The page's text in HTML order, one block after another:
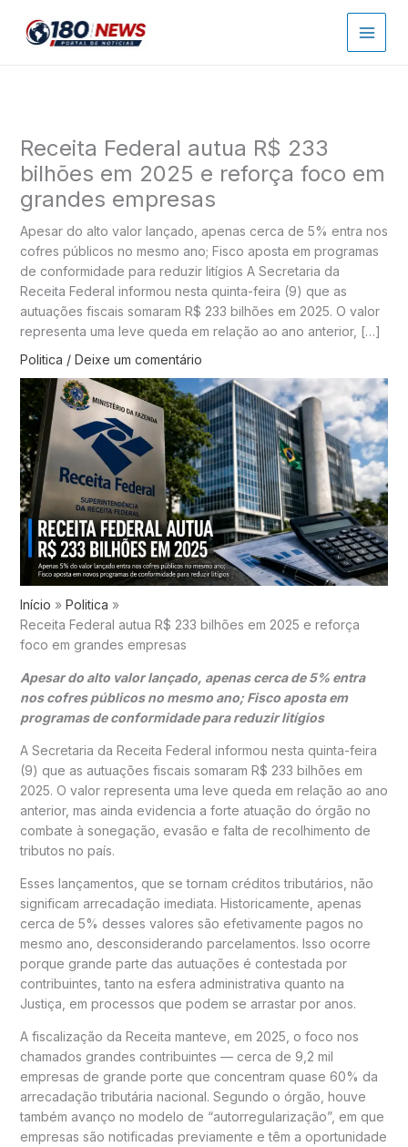
para
Receita Federal autua R$ 233
bilhões em 2025 e reforça foco em
grandes empresas
Apesar do alto valor lançado, apenas cerca de 5% entra nos
cofres públicos no mesmo ano; Fisco aposta em programas
de conformidade para reduzir litígios A Secretaria da
Receita Federal informou nesta quinta-feira (9) que as
autuações fiscais somaram R$ 233 bilhões em 2025. O valor
representa uma leve queda em relação ao ano anterior, […]
Politica / Deixe um comentário
Início
Politica
Receita Federal autua R$ 233 bilhões em 2025 e reforça
foco em grandes empresas
Apesar do alto valor lançado, apenas cerca de 5% entra
nos cofres públicos no mesmo ano; Fisco aposta em
programas de conformidade para reduzir litígios
A Secretaria da Receita Federal informou nesta quinta-feira
(9) que as autuações fiscais somaram R$ 233 bilhões em
2025. O valor representa uma leve queda em relação ao ano
anterior, mas ainda evidencia a forte atuação do órgão no
combate à sonegação, evasão e falta de recolhimento de
tributos no país.
Esses lançamentos, que se tornam créditos tributários, não
significam arrecadação imediata. Historicamente, apenas
cerca de 5% desses valores são efetivamente pagos no
mesmo ano, desconsiderando parcelamentos. Isso ocorre
porque grande parte das autuações é contestada por
contribuintes, tanto na esfera administrativa quanto na
Justiça, em processos que podem se arrastar por anos.
A fiscalização da Receita manteve, em 2025, o foco nos
chamados grandes contribuintes — cerca de 9,2 mil
empresas de grande porte que concentram quase 60% da
arrecadação tributária nacional. Segundo o órgão, houve
também avanço no modelo de “autorregularização”, em que
empresas são notificadas previamente e têm a oportunidade